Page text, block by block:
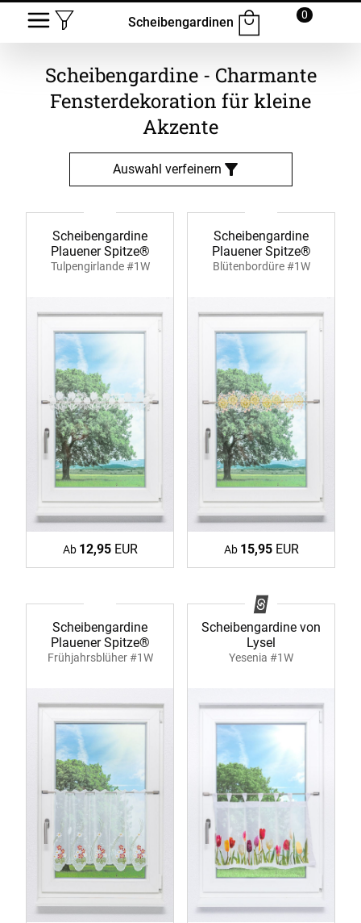
Scheibengardinen
0
Scheibengardine - Charmante
Fensterdekoration für kleine
Akzente
Auswahl verfeinern
Scheibengardine
Plauener Spitze®
Tulpengirlande #1W
Ab 12,95EUR
Scheibengardine
Plauener Spitze®
Blütenbordüre #1W
Ab 15,95EUR
Scheibengardine
Plauener Spitze®
Frühjahrsblüher #1W
Scheibengardine von
Lysel
Yesenia #1W